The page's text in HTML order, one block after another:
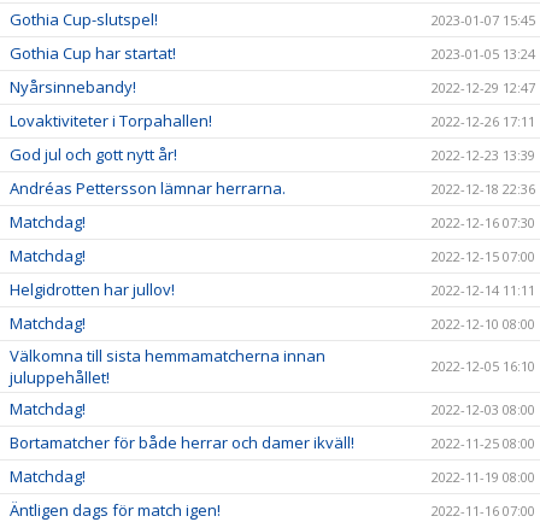
Gothia Cup-slutspel! 2023-01-07 15:45
Gothia Cup har startat! 2023-01-05 13:24
Nyårsinnebandy! 2022-12-29 12:47
Lovaktiviteter i Torpahallen! 2022-12-26 17:11
God jul och gott nytt år! 2022-12-23 13:39
Andréas Pettersson lämnar herrarna. 2022-12-18 22:36
Matchdag! 2022-12-16 07:30
Matchdag! 2022-12-15 07:00
Helgidrotten har jullov! 2022-12-14 11:11
Matchdag! 2022-12-10 08:00
Välkomna till sista hemmamatcherna innan
juluppehållet!
2022-12-05 16:10
Matchdag! 2022-12-03 08:00
Bortamatcher för både herrar och damer ikväll! 2022-11-25 08:00
Matchdag! 2022-11-19 08:00
Äntligen dags för match igen! 2022-11-16 07:00